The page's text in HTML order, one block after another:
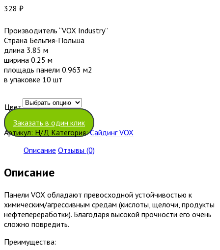
328 ₽
Производитель “VOX Industry”
Страна Бельгия-Польша
длина 3.85 м
ширина 0.25 м
площадь панели 0.963 м2
в упаковке 10 шт
Цвет
Очистить
Заказать в один клик
Артикул: Н/Д Категория:Сайдинг VOX
Описание Отзывы (0)
Описание
Панели VOX обладают превосходной устойчивостью к
химическим/агрессивным средам (кислоты, щелочи, продукты
нефтепереработки). Благодаря высокой прочности его очень
сложно повредить.
Преимущества: